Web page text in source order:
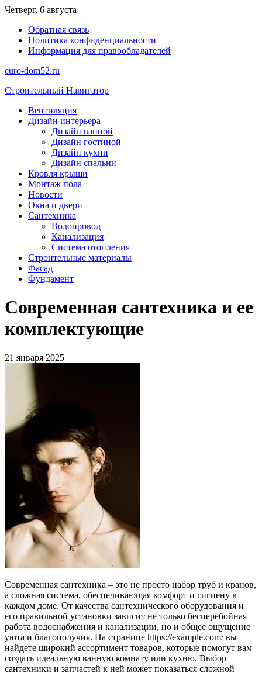
Перейти
содержимому
Четверг, 6 августа
Обратная связь
Политика конфиденциальности
Информация для правообладателей
euro-dom52.ru
Строительный Навигатор
Вентиляция
Дизайн интерьера
Дизайн ванной
Дизайн гостиной
Дизайн кухни
Дизайн спальни
Кровля крыши
Монтаж пола
Новости
Окна и двери
Сантехника
Водопровод
Канализация
Система отопления
Строительные материалы
Фасад
Фундамент
Современная сантехника и ее
комплектующие
21 января 2025
Современная сантехника – это не просто набор труб и кранов,
а сложная система, обеспечивающая комфорт и гигиену в
каждом доме. От качества сантехнического оборудования и
его правильной установки зависит не только бесперебойная
работа водоснабжения и канализации, но и общее ощущение
уюта и благополучия. На странице https://example.com/ вы
найдете широкий ассортимент товаров, которые помогут вам
создать идеальную ванную комнату или кухню. Выбор
сантехники и запчастей к ней может показаться сложной